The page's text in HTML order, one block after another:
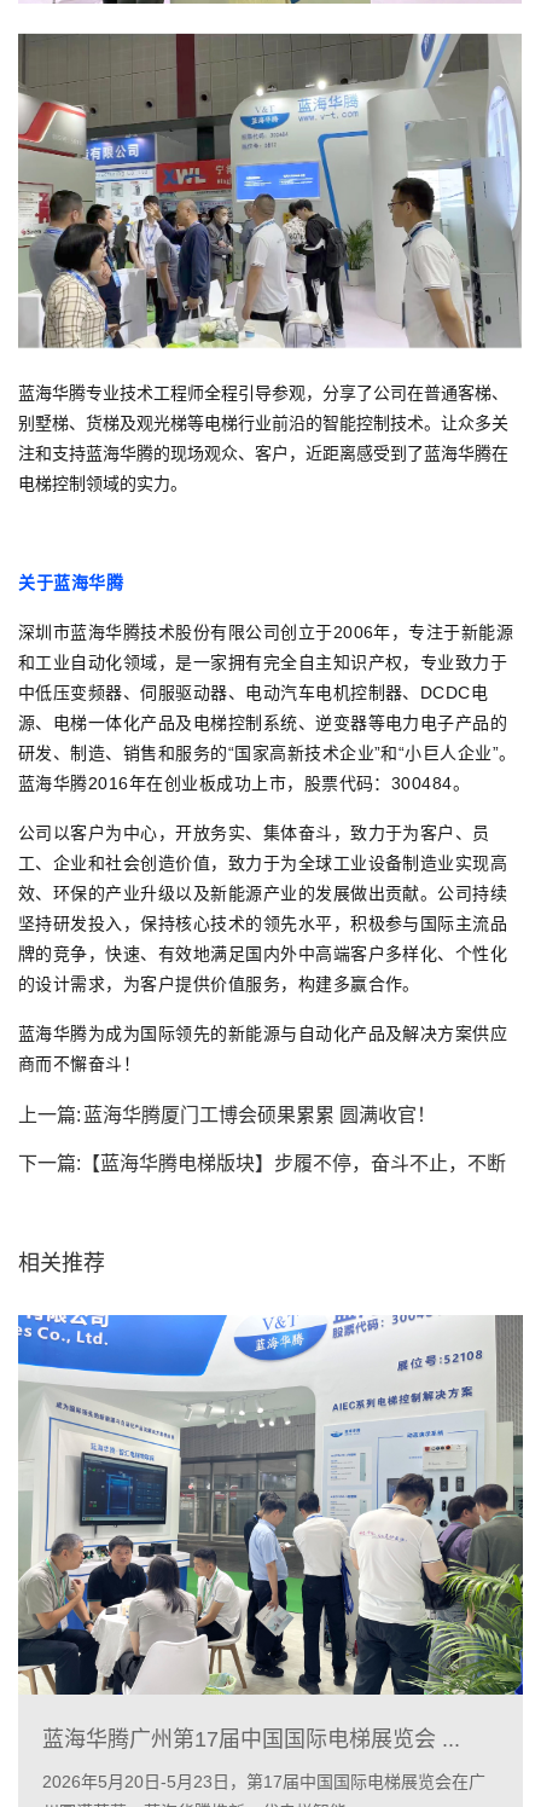
蓝海华腾专业技术工程师全程引导参观，分享了公司在普通客梯、
别墅梯、货梯及观光梯等电梯行业前沿的智能控制技术。让众多关
注和支持蓝海华腾的现场观众、客户，近距离感受到了蓝海华腾在
电梯控制领域的实力。
关于蓝海华腾
深圳市蓝海华腾技术股份有限公司创立于2006年，专注于新能源
和工业自动化领域，是一家拥有完全自主知识产权，专业致力于
中低压变频器、伺服驱动器、电动汽车电机控制器、DCDC电
源、电梯一体化产品及电梯控制系统、逆变器等电力电子产品的
研发、制造、销售和服务的“国家高新技术企业”和“小巨人企业”。
蓝海华腾2016年在创业板成功上市，股票代码：300484。
公司以客户为中心，开放务实、集体奋斗，致力于为客户、员
工、企业和社会创造价值，致力于为全球工业设备制造业实现高
效、环保的产业升级以及新能源产业的发展做出贡献。公司持续
坚持研发投入，保持核心技术的领先水平，积极参与国际主流品
牌的竞争，快速、有效地满足国内外中高端客户多样化、个性化
的设计需求，为客户提供价值服务，构建多赢合作。
蓝海华腾为成为国际领先的新能源与自动化产品及解决方案供应
商而不懈奋斗！
上一篇: 蓝海华腾厦门工博会硕果累累 圆满收官！
下一篇: 【蓝海华腾电梯版块】步履不停，奋斗不止，不断
相关推荐
蓝海华腾广州第17届中国国际电梯展览会 ...
2026年5月20日-5月23日，第17届中国国际电梯展览会在广